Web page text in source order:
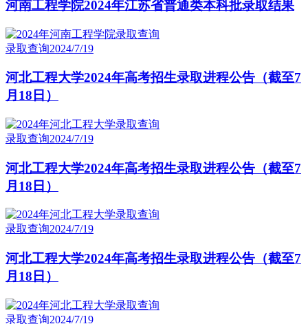
河南工程学院2024年江苏省普通类本科批录取结果
录取查询2024/7/19
河北工程大学2024年高考招生录取进程公告（截至7
月18日）
录取查询2024/7/19
河北工程大学2024年高考招生录取进程公告（截至7
月18日）
录取查询2024/7/19
河北工程大学2024年高考招生录取进程公告（截至7
月18日）
录取查询2024/7/19